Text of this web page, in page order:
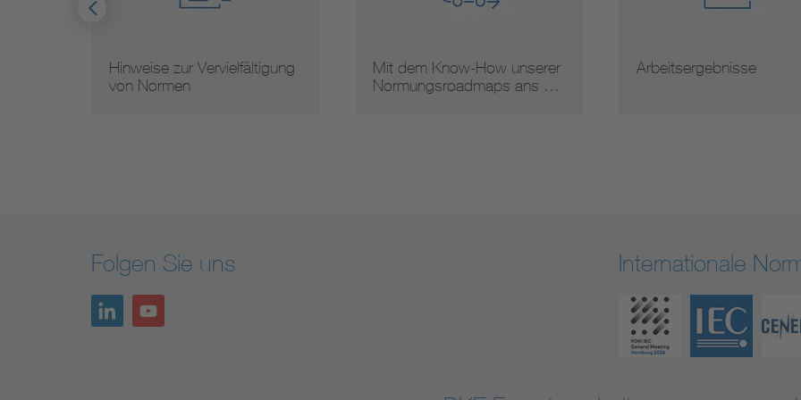
Hinweise zur Vervielfältigung
von Normen
Mit dem Know-How unserer
Normungsroadmaps ans …
Arbeitsergebnisse
Folgen Sie uns Internationale